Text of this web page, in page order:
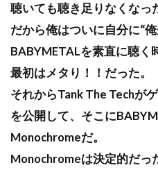
聴いても聴き足りなくなっ
だから俺はついに自分に“
BABYMETALを素直に聴く
最初はメタり！！だった。
それからTank The Techが
を公開して、そこに
Monochromeだ。
Monochromeは決定的だっ